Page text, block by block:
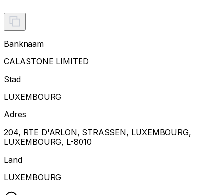
Banknaam
CALASTONE LIMITED
Stad
LUXEMBOURG
Adres
204, RTE D'ARLON, STRASSEN, LUXEMBOURG,
LUXEMBOURG, L-8010
Land
LUXEMBOURG